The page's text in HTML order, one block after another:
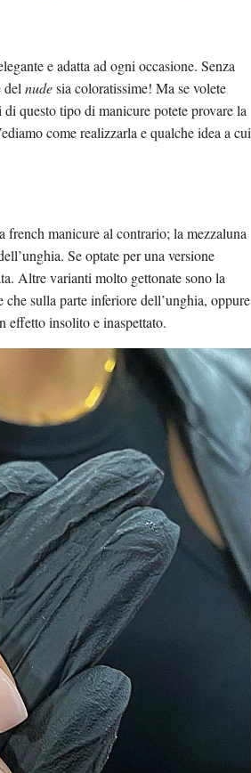
e adatta ad ogni occasione. Senza
del nudesia coloratissime! Ma se volete
questo tipo di manicure potete provare la
come realizzarla e qualche idea a cui
french manicure al contrario; la mezzaluna
Se optate per una versione
Altre varianti molto gettonate sono la
che sulla parte inferiore dell’unghia, oppure
effetto insolito e inaspettato.